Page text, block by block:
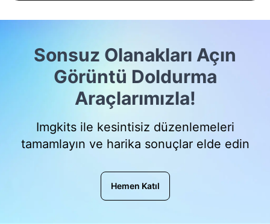
Sonsuz Olanakları Açın
Görüntü Doldurma
Araçlarımızla!
Imgkits ile kesintisiz düzenlemeleri
tamamlayın ve harika sonuçlar elde edin
Hemen Katıl